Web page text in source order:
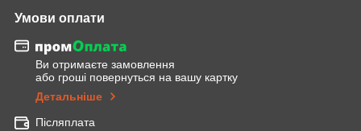
Умови оплати
Ви отримаєте замовлення
або гроші повернуться на вашу картку
Детальніше
Післяплата